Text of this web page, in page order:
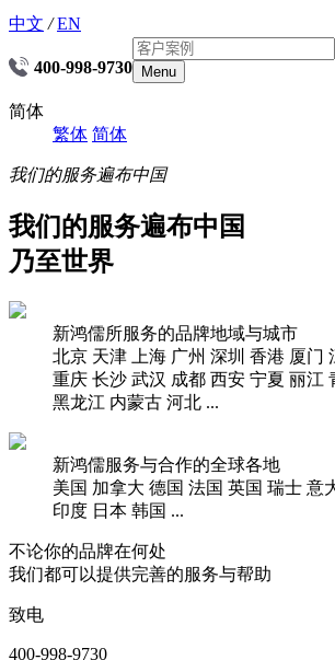
中文 / EN
400-998-9730 Menu
简体
繁体 简体
我们的服务遍布中国
我们的服务遍布中国
乃至世界
新鸿儒所服务的品牌地域与城市
北京 天津 上海 广州 深圳 香港 厦门
重庆 长沙 武汉 成都 西安 宁夏 丽江
黑龙江 内蒙古 河北 ...
新鸿儒服务与合作的全球各地
美国 加拿大 德国 法国 英国 瑞士 意
印度 日本 韩国 ...
不论你的品牌在何处
我们都可以提供完善的服务与帮助
致电
400-998-9730